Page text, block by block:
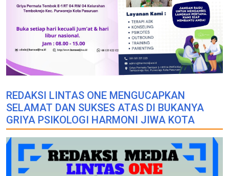
REDAKSI LINTAS ONE MENGUCAPKAN
SELAMAT DAN SUKSES ATAS DI BUKANYA
GRIYA PSIKOLOGI HARMONI JIWA KOTA